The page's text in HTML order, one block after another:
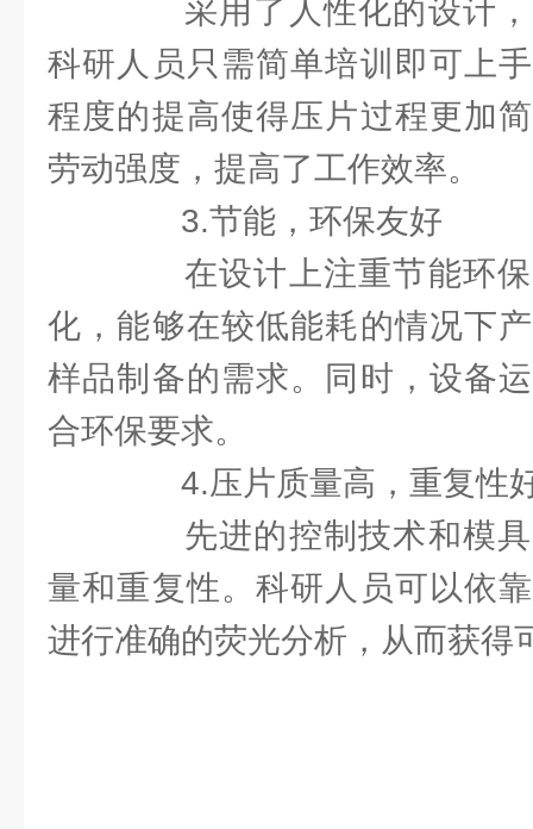
采用了人性化的设计，
科研人员只需简单培训即可上
程度的提高使得压片过程更加
劳动强度，提高了工作效率。
3.节能，环保友好
在设计上注重节能环保
化，能够在较低能耗的情况下
样品制备的需求。同时，设备
合环保要求。
4.压片质量高，重复性
先进的控制技术和模具
量和重复性。科研人员可以依
进行准确的荧光分析，从而获得